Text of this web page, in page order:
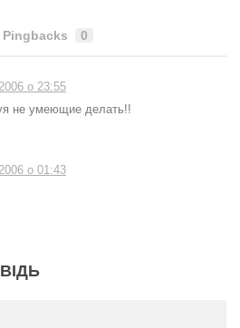
Pingbacks 0
о 23:55
не умеющие делать!!
о 01:43